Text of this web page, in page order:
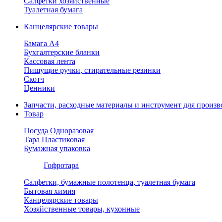
Туалетная бумага
Канцелярские товары
Бамага А4
Бухгалтерские бланки
Кассовая лента
Пишущие ручки, стирательные резинки
Скотч
Ценники
Запчасти, расходные материалы и инструмент для
Товар
Посуда Одноразовая
Тара Пластиковая
Бумажная упаковка
Гофротара
Салфетки, бумажные полотенца, туалетная бумага
Бытовая химия
Канцелярские товары
Хозяйственные товары, кухонные